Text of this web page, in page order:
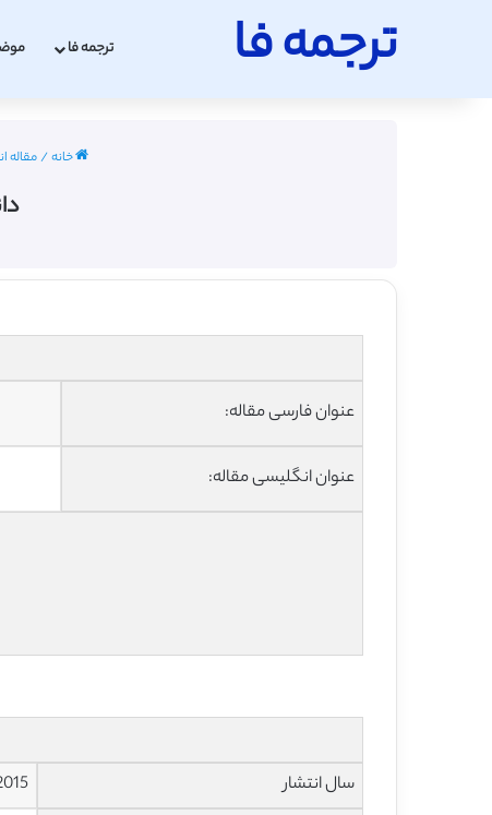
ترجمه فا ترجمه فا
خانه/مقاله
عنوان فارسی مقاله:
عنوان انگلیسی مقاله:
سال انتشار